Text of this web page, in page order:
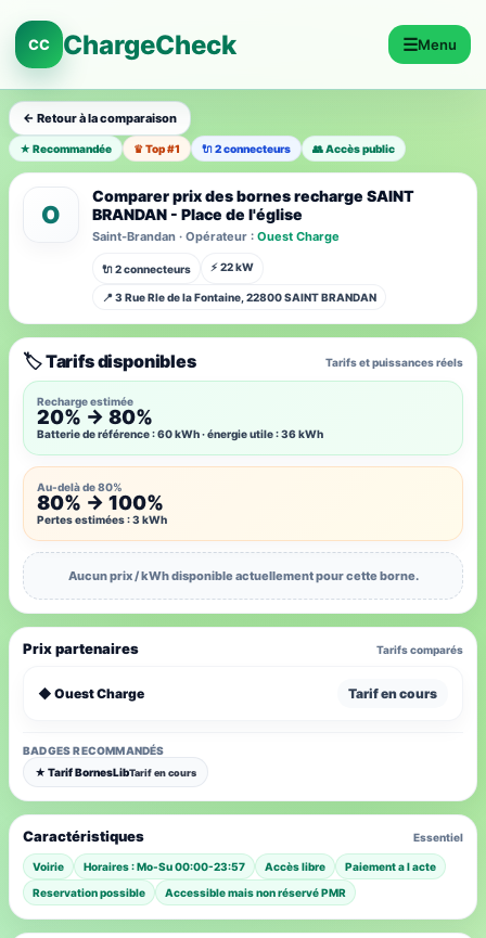
CC ChargeCheck ☰Menu
← Retour à la comparaison
★ Recommandée ♛ Top #1 🔌 2 connecteurs 👥 Accès public
O
Comparer prix des bornes recharge SAINT
BRANDAN - Place de l'église
Saint-Brandan · Opérateur : Ouest Charge
🔌 2 connecteurs ⚡ 22 kW
📍 3 Rue Rle de la Fontaine, 22800 SAINT BRANDAN
🏷️ Tarifs disponibles Tarifs et puissances réels
Recharge estimée
20% → 80%
Batterie de référence : 60 kWh · énergie utile : 36 kWh
Au-delà de 80%
80% → 100%
Pertes estimées : 3 kWh
Aucun prix / kWh disponible actuellement pour cette borne.
Prix partenaires Tarifs comparés
◆ Ouest Charge Tarif en cours
BADGES RECOMMANDÉS
★ Tarif BornesLibTarif en cours
Caractéristiques Essentiel
Voirie Horaires : Mo-Su 00:00-23:57 Accès libre
Paiement a l acte
Reservation possible
Accessible mais non réservé PMR